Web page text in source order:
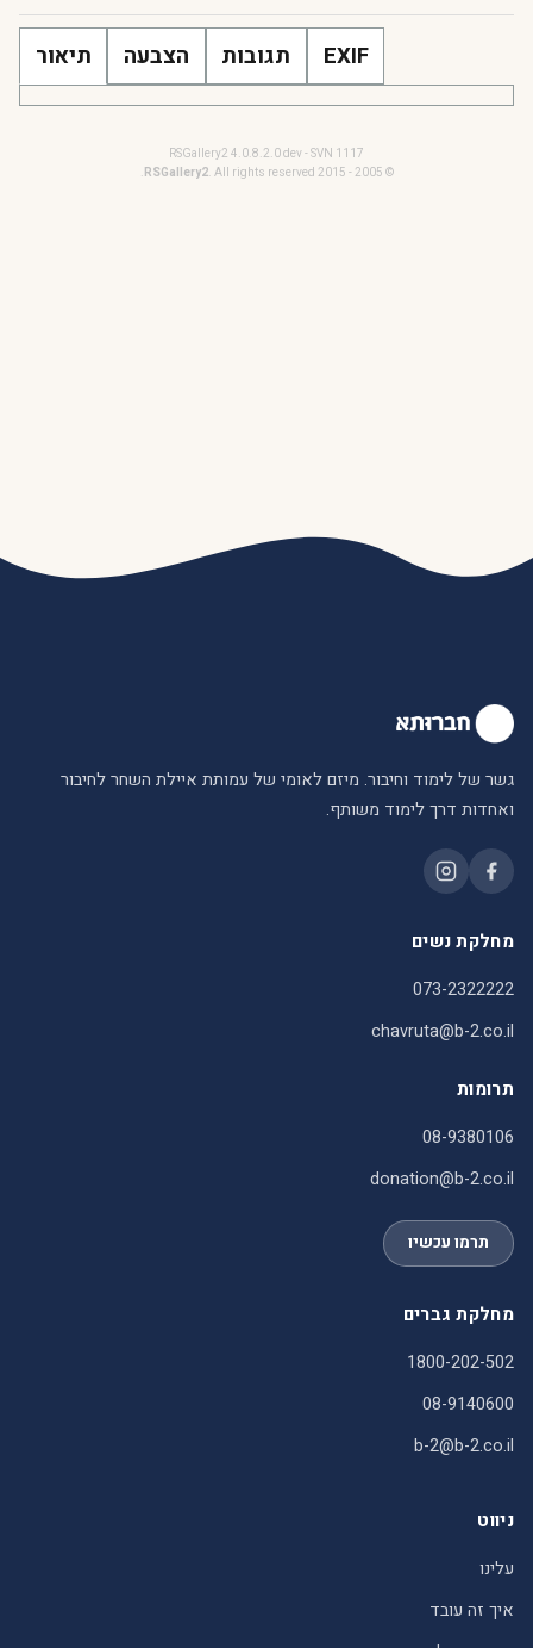
תיאור הצבעה תגובות EXIF
RSGallery2 4.0.8.2.0 dev - SVN 1117
© 2005 - 2015
RSGallery2. All rights reserved.
גשר של לימוד וחיבור. מיזם לאומי של עמותת איילת השחר לחיבור
ואחדות דרך לימוד משותף.
מחלקת נשים
073-2322222
chavruta@b-2.co.il
תרומות
08-9380106
donation@b-2.co.il
תרמו עכשיו
מחלקת גברים
1800-202-502
08-9140600
b-2@b-2.co.il
ניווט
עלינו
איך זה עובד